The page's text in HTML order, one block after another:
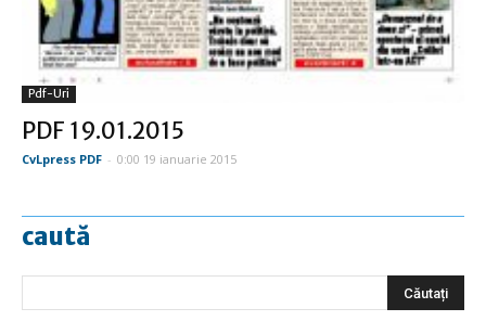
Pdf-Uri
PDF 19.01.2015
CvLpress PDF - 0:00 19 ianuarie 2015
caută